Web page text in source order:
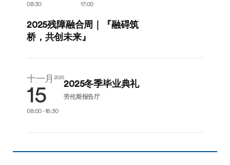
08:30 17:00
2025残障融合周｜『融碍筑
桥，共创未来』
十一月 2025
15
08:00 - 18:30
2025冬季毕业典礼
劳伦斯报告厅